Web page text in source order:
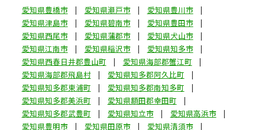
愛知県豊橋市 愛知県瀬戸市
愛知県豊川市
愛知県津島市
愛知県碧南市
愛知県豊田市
愛知県西尾市
愛知県蒲郡市
愛知県犬山市
愛知県江南市
愛知県稲沢市
愛知県知多市
愛知県西春日井郡豊山町
愛知県海部郡蟹江町
愛知県海部郡飛島村
愛知県知多郡阿久比町
愛知県知多郡東浦町
愛知県知多郡南知多町
愛知県知多郡美浜町
愛知県額田郡幸田町
愛知県知多郡武豊町
愛知県知立市
愛知県高浜市
愛知県豊明市
愛知県田原市
愛知県清須市